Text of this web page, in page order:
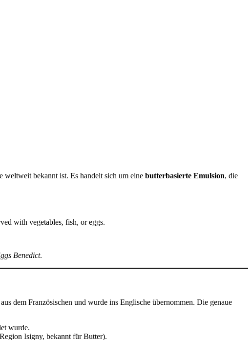
weltweit bekannt ist. Es handelt sich um eine butterbasierte Emulsion, die
with vegetables, fish, or eggs.
Benedict.
dem Französischen und wurde ins Englische übernommen. Die genaue
wurde.
Isigny, bekannt für Butter).